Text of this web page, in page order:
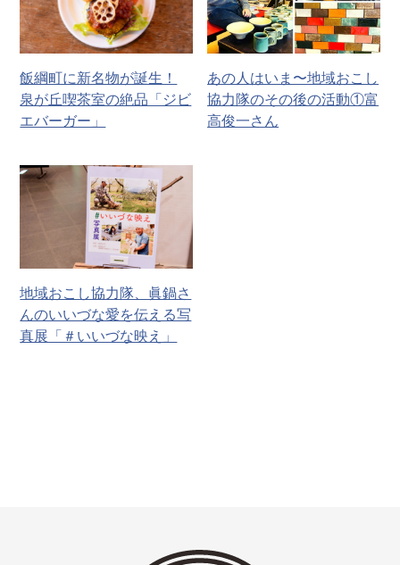
飯綱町に新名物が誕生！
泉が丘喫茶室の絶品「ジビ
エバーガー」
あの人はいま〜地域おこし
協力隊のその後の活動①富
高俊一さん
地域おこし協力隊、眞鍋さ
んのいいづな愛を伝える写
真展「＃いいづな映え」